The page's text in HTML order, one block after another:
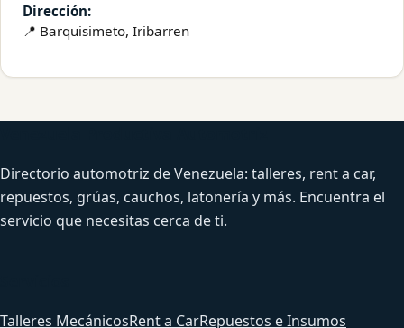
Dirección:
📍 Barquisimeto, Iribarren
Directorio automotriz de Venezuela: talleres, rent a car,
repuestos, grúas, cauchos, latonería y más. Encuentra el
servicio que necesitas cerca de ti.
Talleres MecánicosRent a CarRepuestos e Insumos